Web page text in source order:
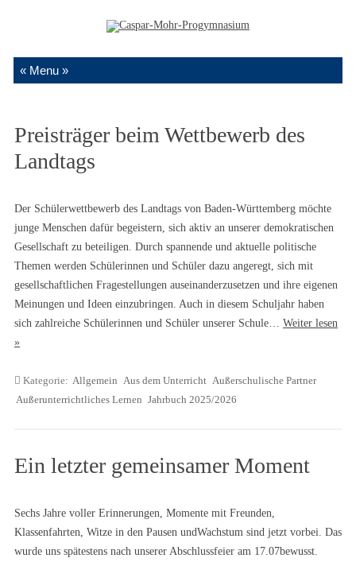
Zum Inhalt springen
Preisträger beim Wettbewerb des
Landtags
Der Schülerwettbewerb des Landtags von Baden-Württemberg möchte
junge Menschen dafür begeistern, sich aktiv an unserer demokratischen
Gesellschaft zu beteiligen. Durch spannende und aktuelle politische
Themen werden Schülerinnen und Schüler dazu angeregt, sich mit
gesellschaftlichen Fragestellungen auseinanderzusetzen und ihre eigenen
Meinungen und Ideen einzubringen. Auch in diesem Schuljahr haben
sich zahlreiche Schülerinnen und Schüler unserer Schule… Weiter lesen
»
Kategorie: Allgemein Aus dem Unterricht Außerschulische Partner
Außerunterrichtliches Lernen Jahrbuch 2025/2026
Ein letzter gemeinsamer Moment
Sechs Jahre voller Erinnerungen, Momente mit Freunden,
Klassenfahrten, Witze in den Pausen undWachstum sind jetzt vorbei. Das
wurde uns spätestens nach unserer Abschlussfeier am 17.07bewusst.